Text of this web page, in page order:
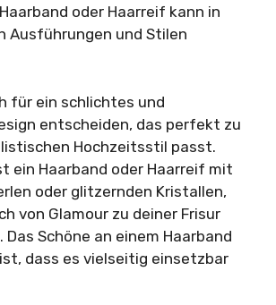
oder Haarreif kann in
Ausführungen und Stilen
für ein schlichtes und
entscheiden, das perfekt zu
Hochzeitsstil passt.
ein Haarband oder Haarreif mit
oder glitzernden Kristallen,
von Glamour zu deiner Frisur
Schöne an einem Haarband
dass es vielseitig einsetzbar